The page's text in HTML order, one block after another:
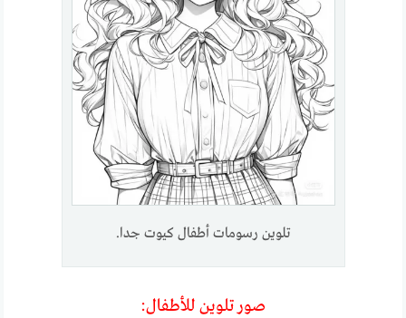
تلوين رسومات أطفال كيوت جدا.
صور تلوين للأطفال: